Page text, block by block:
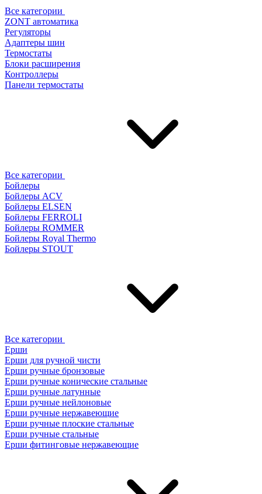
Все категории
ZONT автоматика
Регуляторы
Адаптеры шин
Термостаты
Блоки расширения
Контроллеры
Панели термостаты
Все категории
Бойлеры
Бойлеры ACV
Бойлеры ELSEN
Бойлеры FERROLI
Бойлеры ROMMER
Бойлеры Royal Thermo
Бойлеры STOUT
Все категории
Ерши
Ерши для ручной чисти
Ерши ручные бронзовые
Ерши ручные конические стальные
Ерши ручные латунные
Ерши ручные нейлоновые
Ерши ручные нержавеющие
Ерши ручные плоские стальные
Ерши ручные стальные
Ерши фитинговые нержавеющие